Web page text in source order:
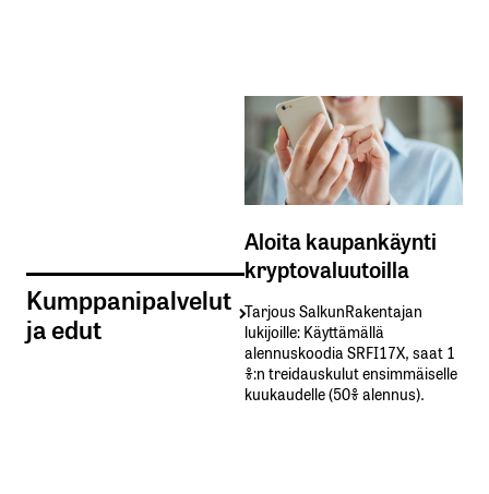
Kumppanipalvelut
ja edut
Aloita kaupankäynti
kryptovaluutoilla
Tarjous SalkunRakentajan
lukijoille: Käyttämällä​ ​
alennuskoodia​ ​SRFI17X,​ ​saat​ ​1
%:n treidauskulut​ ​ensimmäiselle​ ​
kuukaudelle​ ​(50%​ ​alennus).